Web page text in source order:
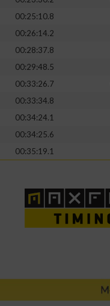
00:25:10.8
00:26:14.2
00:28:37.8
00:29:48.5
00:33:26.7
00:33:34.8
00:34:24.1
00:34:25.6
00:35:19.1